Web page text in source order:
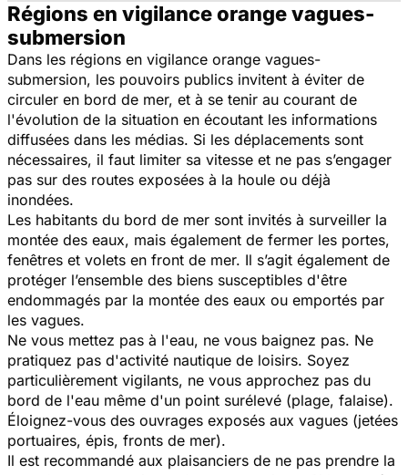
Régions en vigilance orange vagues-
submersion
Dans les régions en vigilance orange vagues-
submersion, les pouvoirs publics invitent à éviter de
circuler en bord de mer, et à se tenir au courant de
l'évolution de la situation en écoutant les informations
diffusées dans les médias. Si les déplacements sont
nécessaires, il faut limiter sa vitesse et ne pas s’engager
pas sur des routes exposées à la houle ou déjà
inondées.
Les habitants du bord de mer sont invités à surveiller la
montée des eaux, mais également de fermer les portes,
fenêtres et volets en front de mer. Il s’agit également de
protéger l’ensemble des biens susceptibles d'être
endommagés par la montée des eaux ou emportés par
les vagues.
Ne vous mettez pas à l'eau, ne vous baignez pas. Ne
pratiquez pas d'activité nautique de loisirs. Soyez
particulièrement vigilants, ne vous approchez pas du
bord de l'eau même d'un point surélevé (plage, falaise).
Éloignez-vous des ouvrages exposés aux vagues (jetées
portuaires, épis, fronts de mer).
Il est recommandé aux plaisanciers de ne pas prendre la